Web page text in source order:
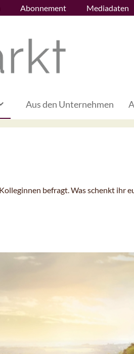
Abonnement Mediadaten
Aus den Unternehmen
befragt. Was schenkt ihr